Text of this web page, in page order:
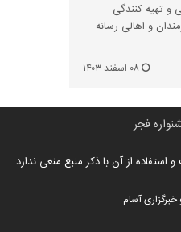
و تهیه کنندگی
از هنرمندان و اهالی رسانه
فجر
استفاده از آن با ذکر منبع منعی ندارد
آسام